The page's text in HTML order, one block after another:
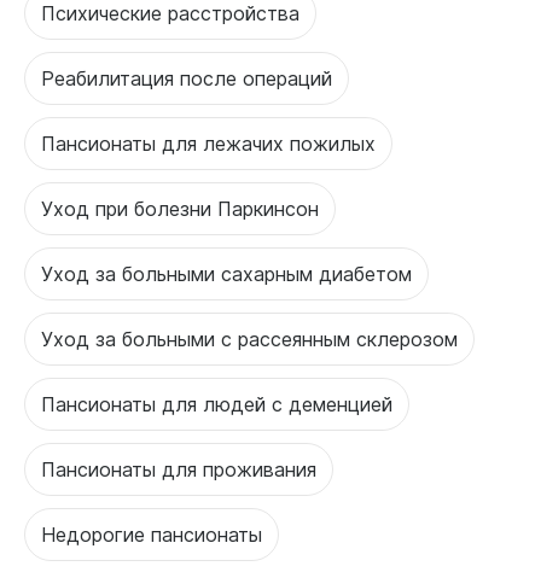
Психические расстройства
Реабилитация после операций
Пансионаты для лежачих пожилых
Уход при болезни Паркинсон
Уход за больными сахарным диабетом
Уход за больными с рассеянным склерозом
Пансионаты для людей с деменцией
Пансионаты для проживания
Недорогие пансионаты